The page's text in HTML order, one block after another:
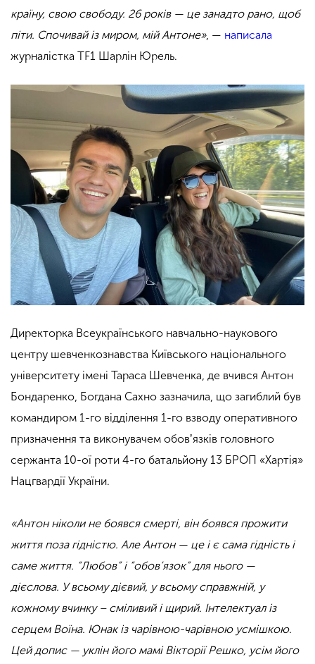
країну, свою свободу. 26 років — це занадто рано, щоб
піти. Спочивай із миром, мій Антоне», — написала
журналістка TF1 Шарлін Юрель.
Директорка Всеукраїнського навчально-наукового
центру шевченкознавства Київського національного
університету імені Тараса Шевченка, де вчився Антон
Бондаренко, Богдана Сахно зазначила, що загиблий був
командиром 1-го відділення 1-го взводу оперативного
призначення та виконувачем обовʼязків головного
сержанта 10-ої роти 4-го батальйону 13 БРОП «Хартія»
Нацгвардії України.
«Антон ніколи не боявся смерті, він боявся прожити
життя поза гідністю. Але Антон — це і є сама гідність і
саме життя. “Любов” і “обов’язок” для нього —
дієслова. У всьому дієвий, у всьому справжній, у
кожному вчинку – сміливий і щирий. Інтелектуал із
серцем Воїна. Юнак із чарівною-чарівною усмішкою.
Цей допис — уклін його мамі Вікторії Решко, усім його